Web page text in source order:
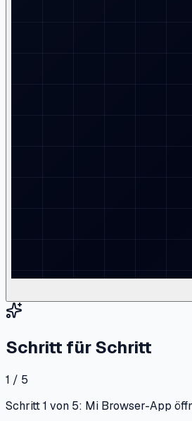
Schritt für Schritt
1 / 5
Schritt 1 von 5: Mi Browser-App